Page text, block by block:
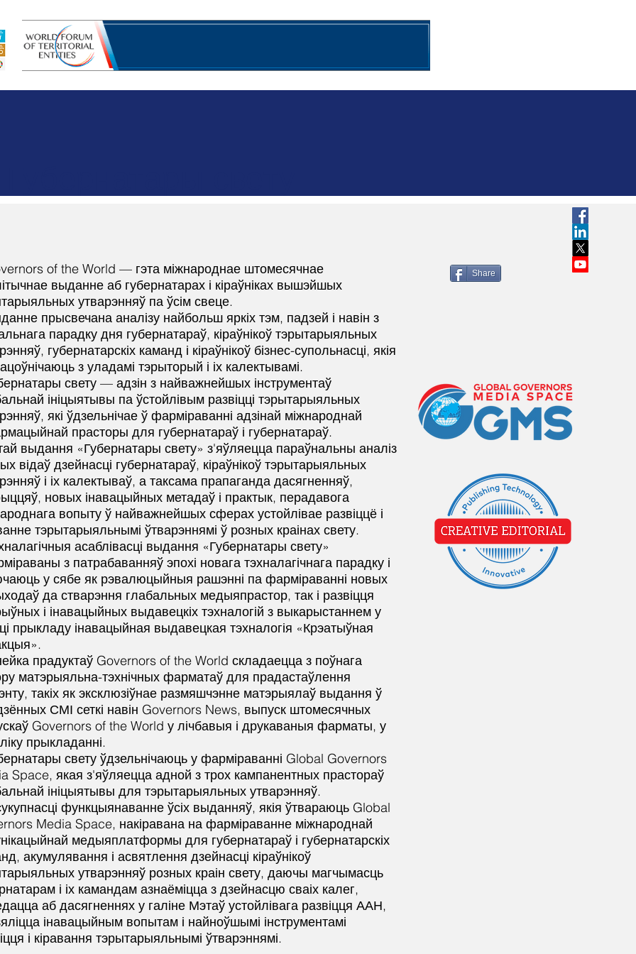
of the World — гэта міжнароднае штомесячнае
выданне аб губернатарах і кіраўніках вышэйшых
утварэнняў па ўсім свеце.
прысвечана аналізу найбольш яркіх тэм, падзей і навін з
парадку дня губернатараў, кіраўнікоў тэрытарыяльных
губернатарскіх каманд і кіраўнікоў бізнес-супольнасці, якія
з уладамі тэрыторый і іх калектывамі.
свету — адзін з найважнейшых інструментаў
ініцыятывы па ўстойлівым развіцці тэрытарыяльных
які ўдзельнічае ў фарміраванні адзінай міжнароднай
прасторы для губернатараў і губернатараў.
выдання «Губернатары свету» з'яўляецца параўнальны аналіз
відаў дзейнасці губернатараў, кіраўнікоў тэрытарыяльных
і іх калектываў, а таксама прапаганда дасягненняў,
новых інавацыйных метадаў і практык, перадавога
вопыту ў найважнейшых сферах устойлівае развіццё і
тэрытарыяльнымі ўтварэннямі ў розных краінах свету.
асаблівасці выдання «Губернатары свету»
з патрабаванняў эпохі новага тэхналагічнага парадку і
у сябе як рэвалюцыйныя рашэнні па фарміраванні новых
да стварэння глабальных медыяпрастор, так і развіцця
і інавацыйных выдавецкіх тэхналогій з выкарыстаннем у
прыкладу інавацыйная выдавецкая тэхналогія «Крэатыўная
прадуктаў Governors of the World складаецца з поўнага
матэрыяльна-тэхнічных фарматаў для прадастаўлення
такіх як эксклюзіўнае размяшчэнне матэрыялаў выдання ў
СМІ сеткі навін Governors News, выпуск штомесячных
Governors of the World у лічбавыя і друкаваныя фарматы, у
прыкладанні.
свету ўдзельнічаюць у фарміраванні Global Governors
Space, якая з'яўляецца адной з трох кампанентных прастораў
ініцыятывы для тэрытарыяльных утварэнняў.
функцыянаванне ўсіх выданняў, якія ўтвараюць Global
Media Space, накіравана на фарміраванне міжнароднай
медыяплатформы для губернатараў і губернатарскіх
акумулявання і асвятлення дзейнасці кіраўнікоў
утварэнняў розных краін свету, даючы магчымасць
і іх камандам азнаёміцца з дзейнасцю сваіх калег,
аб дасягненнях у галіне Мэтаў устойлівага развіцця ААН,
інавацыйным вопытам і найноўшымі інструментамі
і кіравання тэрытарыяльнымі ўтварэннямі.
Share